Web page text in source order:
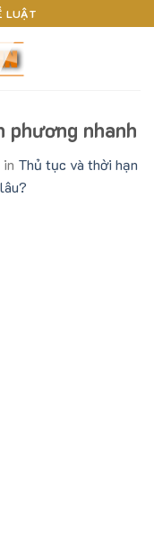
LUẬT
nhanh
in Thủ tục và thời hạn